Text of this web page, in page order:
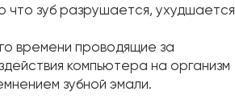
что зуб разрушается, ухудшается
времени проводящие за
компьютера на организм
зубной эмали.